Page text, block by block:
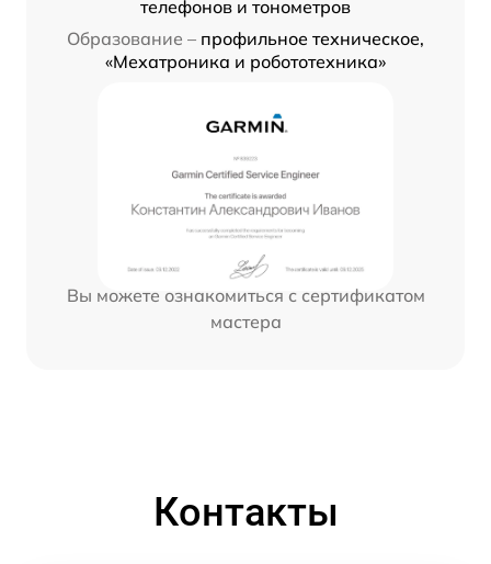
телефонов и тонометров
Образование – профильное техническое,
«Мехатроника и робототехника»
Вы можете ознакомиться с сертификатом
мастера
Контакты